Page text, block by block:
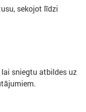
sekojot līdzi
sniegtu atbildes uz